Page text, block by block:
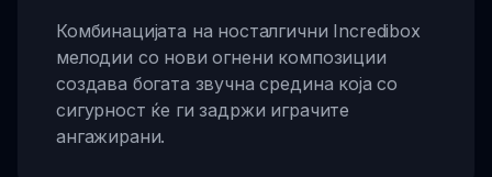
Комбинацијата на носталгични Incredibox
мелодии со нови огнени композиции
создава богата звучна средина која со
сигурност ќе ги задржи играчите
ангажирани.